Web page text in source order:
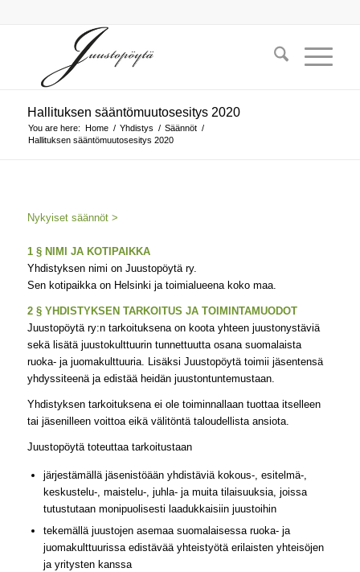
Hallituksen sääntömuutosesitys 2020
You are here: Home / Yhdistys / Säännöt /
Hallituksen sääntömuutosesitys 2020
Nykyiset säännöt >
1 § NIMI JA KOTIPAIKKA
Yhdistyksen nimi on Juustopöytä ry.
Sen kotipaikka on Helsinki ja toimialueena koko maa.
2 § YHDISTYKSEN TARKOITUS JA TOIMINTAMUODOT
Juustopöytä ry:n tarkoituksena on koota yhteen juustonystäviä
sekä lisätä juustokulttuurin tunnettuutta osana suomalaista
ruoka- ja juomakulttuuria. Lisäksi Juustopöytä toimii jäsentensä
yhdyssiteenä ja edistää heidän juustontuntemustaan.
Yhdistyksen tarkoituksena ei ole toiminnallaan tuottaa itselleen
tai jäsenilleen voittoa eikä välitöntä taloudellista ansiota.
Juustopöytä toteuttaa tarkoitustaan
järjestämällä jäsenistöään yhdistäviä kokous-, esitelmä-,
keskustelu-, maistelu-, juhla- ja muita tilaisuuksia, joissa
tutustutaan monipuolisesti laadukkaisiin juustoihin
tekemällä juustojen asemaa suomalaisessa ruoka- ja
juomakulttuurissa edistävää yhteistyötä erilaisten yhteisöjen
ja yritysten kanssa